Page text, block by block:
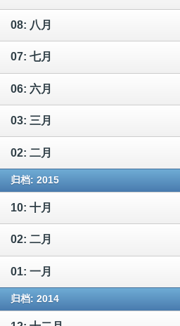
08: 八月
07: 七月
06: 六月
03: 三月
02: 二月
归档: 2015
10: 十月
02: 二月
01: 一月
归档: 2014